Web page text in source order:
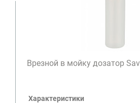
Врезной в мойку дозатор
Характеристики